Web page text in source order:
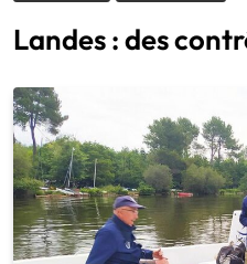
Landes : des